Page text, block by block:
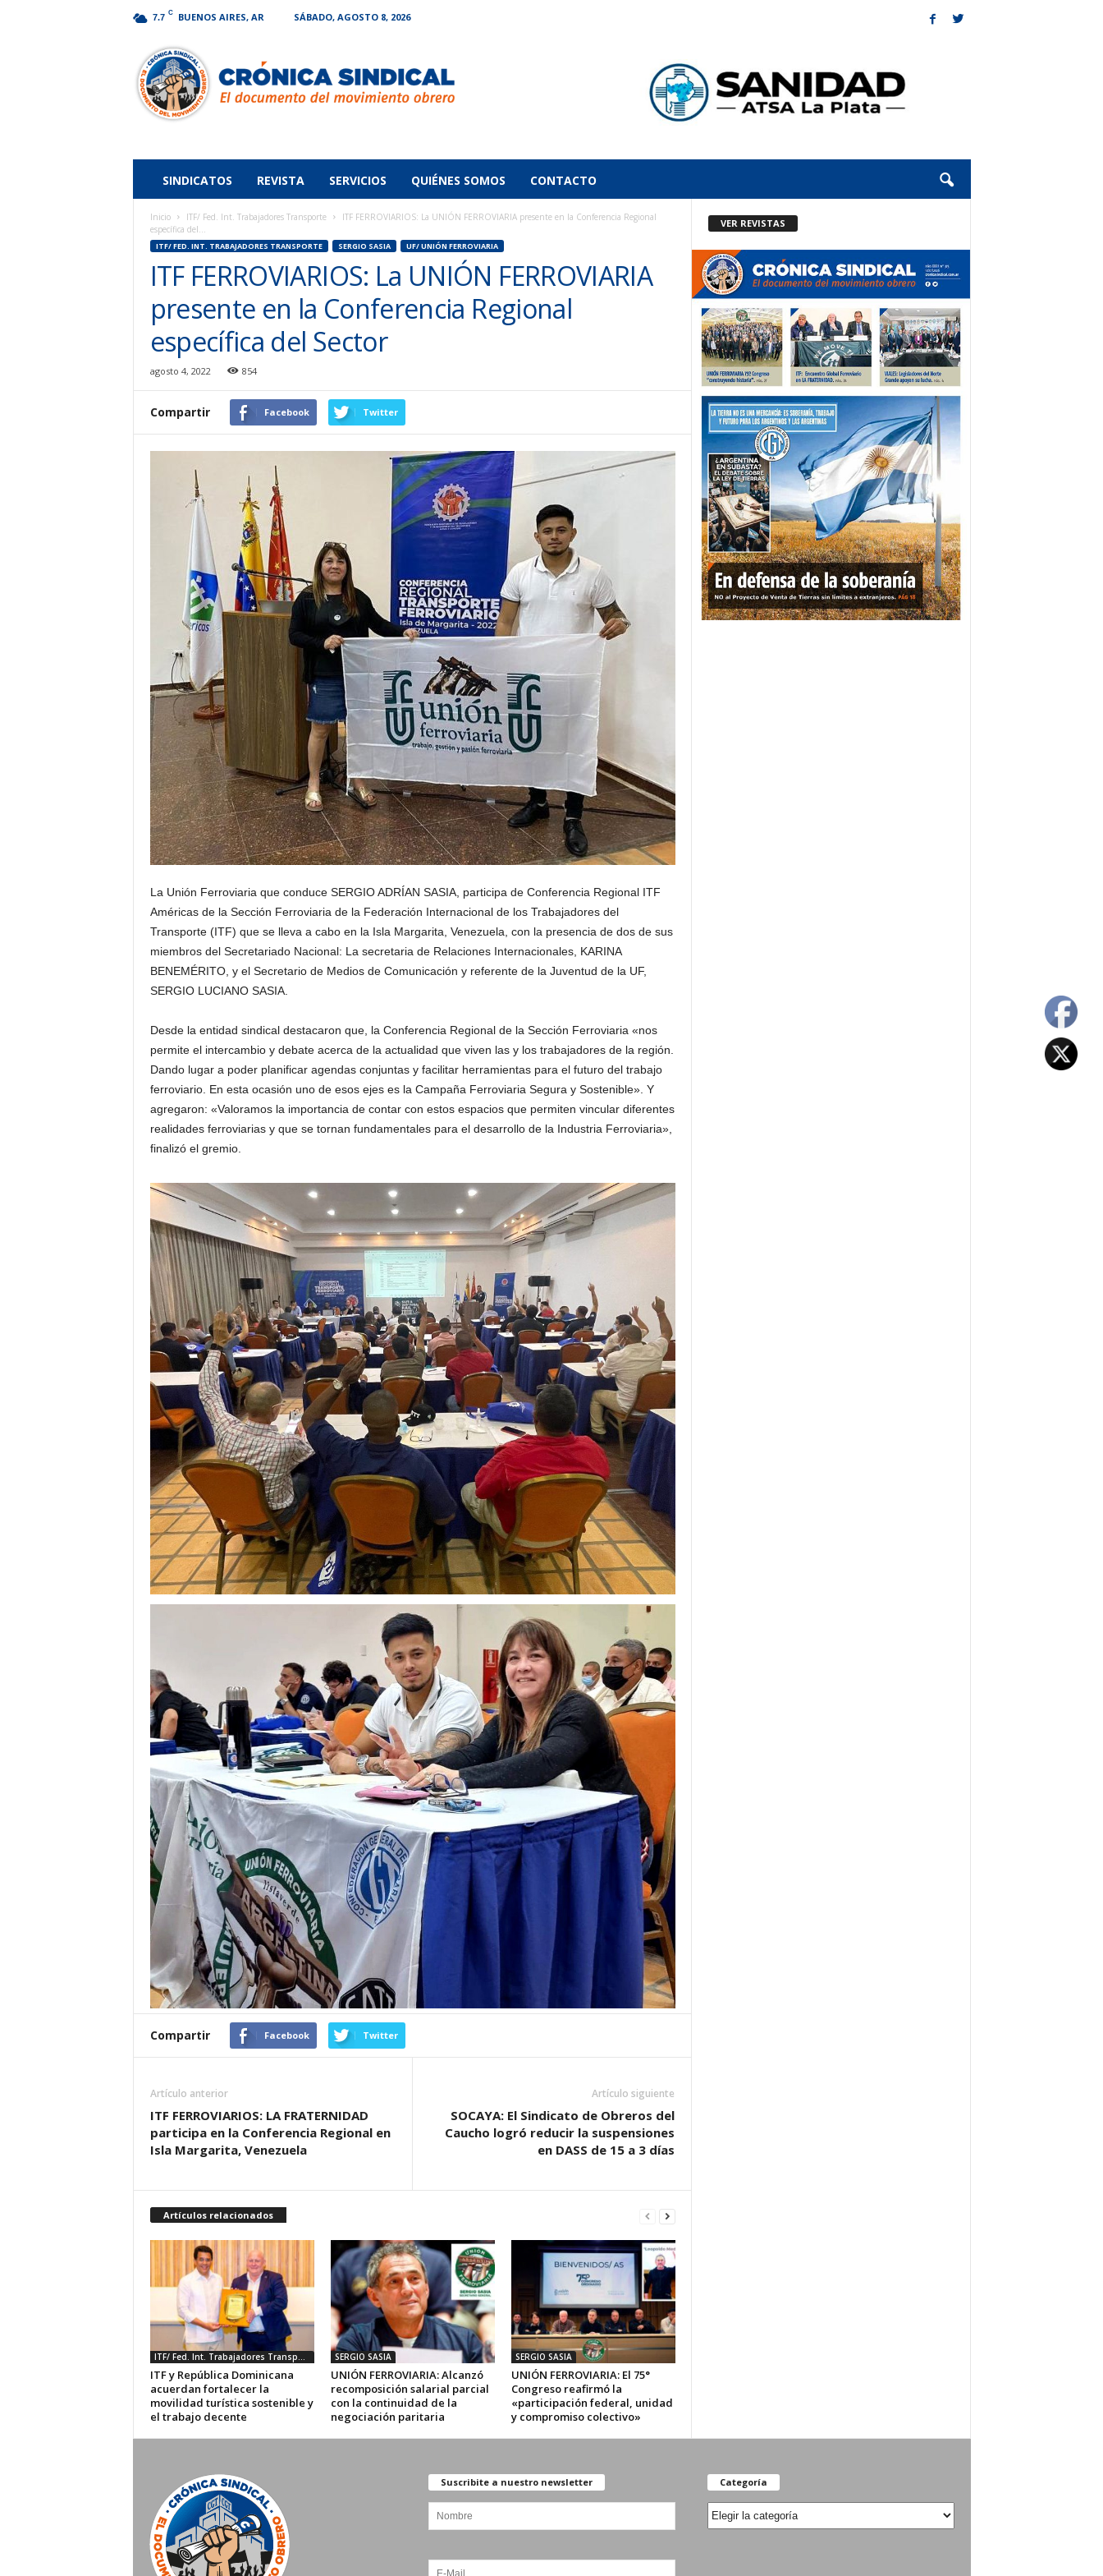
7.7 C BUENOS AIRES, AR SÁBADO, AGOSTO 8, 2026
Sindical
SINDICATOS REVISTA SERVICIOS QUIÉNES SOMOS CONTACTO
Inicio ITF/ Fed. Int. Trabajadores Transporte
ITF FERROVIARIOS: La UNIÓN FERROVIARIA presente en la Conferencia Regional
específica del...
ITF/ FED. INT. TRABAJADORES TRANSPORTE SERGIO SASIA UF/ UNIÓN FERROVIARIA
ITF FERROVIARIOS: La UNIÓN FERROVIARIA
presente en la Conferencia Regional
específica del Sector
agosto 4, 2022 854
Compartir Facebook Twitter
La Unión Ferroviaria que conduce SERGIO ADRÍAN SASIA, participa de Conferencia Regional ITF
Américas de la Sección Ferroviaria de la Federación Internacional de los Trabajadores del
Transporte (ITF) que se lleva a cabo en la Isla Margarita, Venezuela, con la presencia de dos de sus
miembros del Secretariado Nacional: La secretaria de Relaciones Internacionales, KARINA
BENEMÉRITO, y el Secretario de Medios de Comunicación y referente de la Juventud de la UF,
SERGIO LUCIANO SASIA.
Desde la entidad sindical destacaron que, la Conferencia Regional de la Sección Ferroviaria «nos
permite el intercambio y debate acerca de la actualidad que viven las y los trabajadores de la región.
Dando lugar a poder planificar agendas conjuntas y facilitar herramientas para el futuro del trabajo
ferroviario. En esta ocasión uno de esos ejes es la Campaña Ferroviaria Segura y Sostenible». Y
agregaron: «Valoramos la importancia de contar con estos espacios que permiten vincular diferentes
realidades ferroviarias y que se tornan fundamentales para el desarrollo de la Industria Ferroviaria»,
finalizó el gremio.
Compartir Facebook Twitter
Artículo anterior
ITF FERROVIARIOS: LA FRATERNIDAD
participa en la Conferencia Regional en
Isla Margarita, Venezuela
Artículo siguiente
SOCAYA: El Sindicato de Obreros del
Caucho logró reducir la suspensiones
en DASS de 15 a 3 días
Artículos relacionados
ITF/ Fed. Int. Trabajadores Transporte
ITF y República Dominicana
acuerdan fortalecer la
movilidad turística sostenible y
el trabajo decente
SERGIO SASIA
UNIÓN FERROVIARIA: Alcanzó
recomposición salarial parcial
con la continuidad de la
negociación paritaria
SERGIO SASIA
UNIÓN FERROVIARIA: El 75°
Congreso reafirmó la
«participación federal, unidad
y compromiso colectivo»
VER REVISTAS
Suscribite a nuestro newsletter Categoría
Categoría